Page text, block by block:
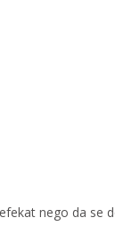
nego da se